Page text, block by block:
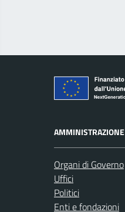
AMMINISTRAZIONE
Organi di Governo
Uffici
Politici
Enti e fondazioni